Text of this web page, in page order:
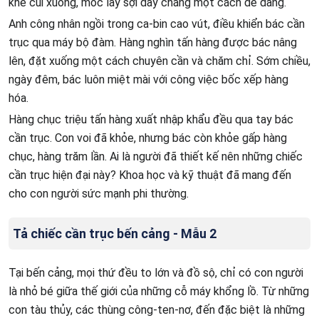
Anh công nhân ngồi trong ca-bin cao vút, điều khiển bác cần
trục qua máy bộ đàm. Hàng nghìn tấn hàng được bác nâng
lên, đặt xuống một cách chuyên cần và chăm chỉ. Sớm chiều,
ngày đêm, bác luôn miệt mài với công việc bốc xếp hàng
hóa.
Hàng chục triệu tấn hàng xuất nhập khẩu đều qua tay bác
cần trục. Con voi đã khỏe, nhưng bác còn khỏe gấp hàng
chục, hàng trăm lần. Ai là người đã thiết kế nên những chiếc
cần trục hiện đại này? Khoa học và kỹ thuật đã mang đến
cho con người sức mạnh phi thường.
Tả chiếc cần trục bến cảng - Mẫu 2
Tại bến cảng, mọi thứ đều to lớn và đồ sộ, chỉ có con người
là nhỏ bé giữa thế giới của những cỗ máy khổng lồ. Từ những
con tàu thủy, các thùng công-ten-nơ, đến đặc biệt là những